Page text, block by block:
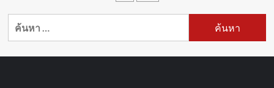
สถาน
ค้นหา